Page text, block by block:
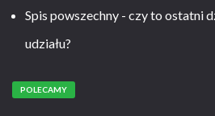
Spis powszechny - czy to ostatni
udziału?
POLECAMY